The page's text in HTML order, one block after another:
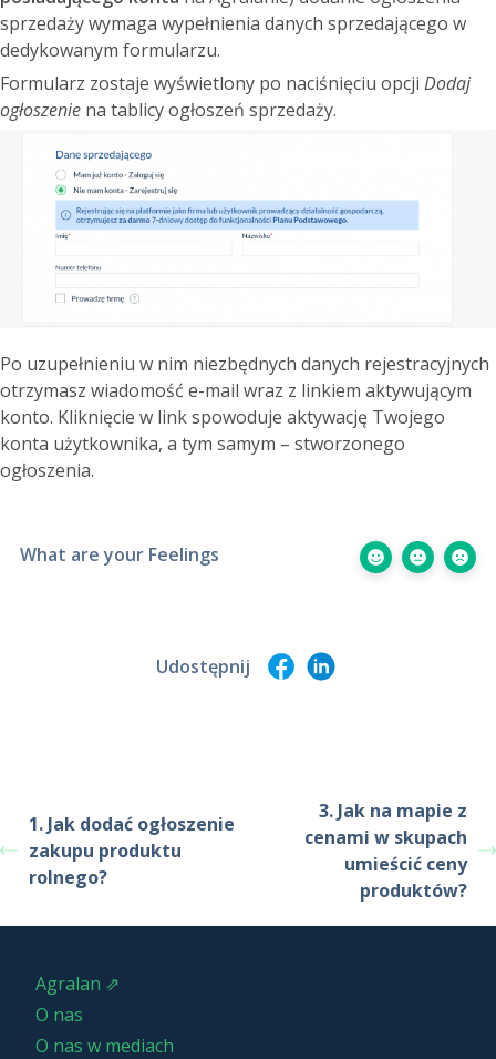
sprzedaży wymaga wypełnienia danych sprzedającego w
dedykowanym formularzu.
Formularz zostaje wyświetlony po naciśnięciu opcji Dodaj
ogłoszenie na tablicy ogłoszeń sprzedaży.
Po uzupełnieniu w nim niezbędnych danych rejestracyjnych
otrzymasz wiadomość e-mail wraz z linkiem aktywującym
konto. Kliknięcie w link spowoduje aktywację Twojego
konta użytkownika, a tym samym – stworzonego
ogłoszenia.
What are your Feelings
Udostępnij
1. Jak dodać ogłoszenie
zakupu produktu
rolnego?
3. Jak na mapie z
cenami w skupach
umieścić ceny
produktów?
Agralan ⇗
O nas
O nas w mediach